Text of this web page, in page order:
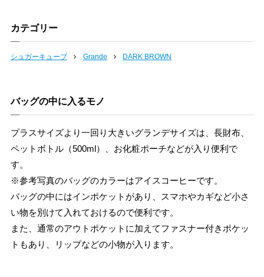
カテゴリー
シュガーキューブ Grande DARK BROWN
バッグの中に入るモノ
プラスサイズより一回り大きいグランデサイズは、長財布、
ペットボトル（500ml）、お化粧ポーチなどが入り便利で
す。
※参考写真のバッグのカラーはアイスコーヒーです。
バッグの中にはインポケットがあり、スマホやカギなど小さ
い物を別けて入れておけるので便利です。
また、通常のアウトポケットに加えてファスナー付きポケッ
トもあり、リップなどの小物が入ります。